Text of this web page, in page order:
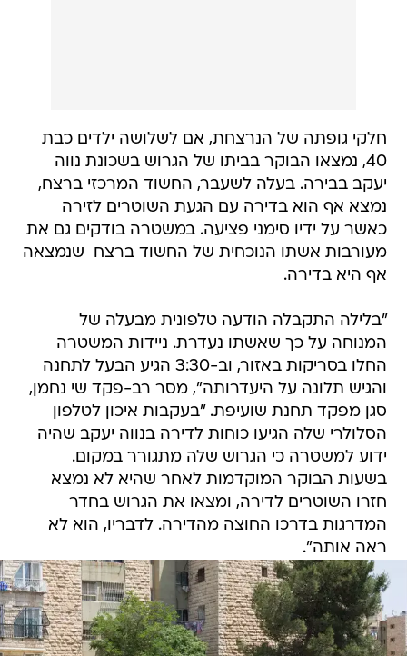
חלקי גופתה של הנרצחת, אם לשלושה ילדים כבת
40, נמצאו הבוקר בביתו של הגרוש בשכונת נווה
יעקב בבירה. בעלה לשעבר, החשוד המרכזי ברצח,
נמצא אף הוא בדירה עם הגעת השוטרים לזירה
כאשר על ידיו סימני פציעה. במשטרה בודקים גם את
מעורבות אשתו הנוכחית של החשוד ברצח  שנמצאה
אף היא בדירה.
"בלילה התקבלה הודעה טלפונית מבעלה של
המנוחה על כך שאשתו נעדרת. ניידות המשטרה
החלו בסריקות באזור, וב-3:30 הגיע הבעל לתחנה
והגיש תלונה על היעדרותה", מסר רב-פקד שי נחמן,
סגן מפקד תחנת שועיפת. "בעקבות איכון לטלפון
הסלולרי שלה הגיעו כוחות לדירה בנווה יעקב שהיה
ידוע למשטרה כי הגרוש שלה מתגורר במקום.
בשעות הבוקר המוקדמות לאחר שהיא לא נמצא
חזרו השוטרים לדירה, ומצאו את הגרוש בחדר
המדרגות בדרכו החוצה מהדירה. לדבריו, הוא לא
ראה אותה".